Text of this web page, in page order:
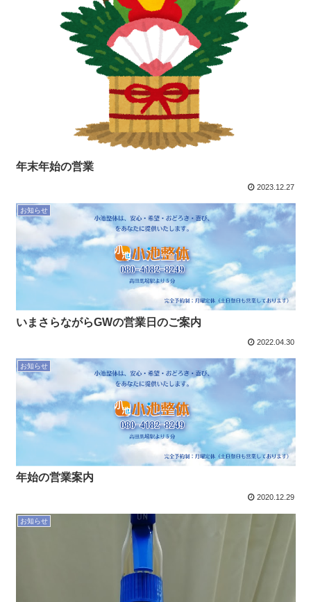
年末年始の営業
2023.12.27
お知らせ
いまさらながらGWの営業日のご案内
2022.04.30
お知らせ
年始の営業案内
2020.12.29
お知らせ